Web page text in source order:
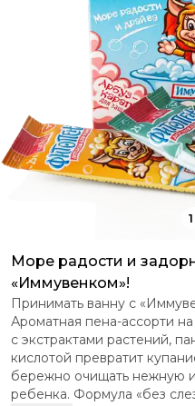
1
Море радости и
«Иммувенком»!
Принимать ванну с
Ароматная пена-ассорти
с экстрактами растений,
кислотой превратит
бережно очищать нежную
ребенка. Формула «без слез» не содержит SLS,